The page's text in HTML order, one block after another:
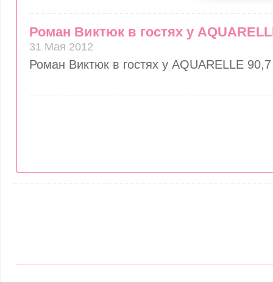
Роман Виктюк в гостях у
31 Мая 2012
Роман Виктюк в гостях у AQUARELLE